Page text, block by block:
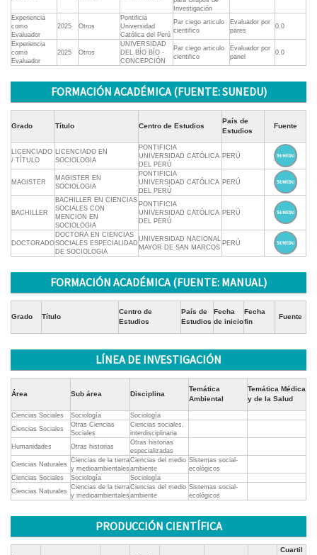
Investigación
Experiencia
como
Evaluador
2025 Otros
Pontificia
Universidad
Católica del Perú
Par ciego articulo
cientifico
Evaluador por
pares
0.0
Experiencia
como
Evaluador
2025 Otros
UNIVERSIDAD
DEL BÍO BÍO -
CONCEPCIÓN
Par ciego articulo
cientifico
Evaluador por
panel
0.0
FORMACIÓN ACADÉMICA (FUENTE: SUNEDU)
Grado Título Centro de Estudios
País de
Estudios
Fuente
LICENCIADO
/ TÍTULO
LICENCIADO EN
SOCIOLOGIA
PONTIFICIA
UNIVERSIDAD CATÓLICA
DEL PERÚ
PERÚ
MAGISTER
MAGISTER EN
SOCIOLOGIA
PONTIFICIA
UNIVERSIDAD CATÓLICA
DEL PERÚ
PERÚ
BACHILLER
BACHILLER EN CIENCIAS
SOCIALES CON
MENCION EN
SOCIOLOGIA
PONTIFICIA
UNIVERSIDAD CATÓLICA
DEL PERÚ
PERÚ
DOCTORADO
DOCTORA EN CIENCIAS
SOCIALES ESPECIALIDAD
DE SOCIOLOGIA
UNIVERSIDAD NACIONAL
MAYOR DE SAN MARCOS
PERÚ
FORMACIÓN ACADÉMICA (FUENTE: MANUAL)
Grado Título
Centro de
Estudios
País de
Estudios
Fecha
de inicio
Fecha
fin
Fuente
LÍNEA DE INVESTIGACIÓN
Área Sub área Disciplina
Temática
Ambiental
Temática Médica
y de la Salud
Ciencias Sociales Sociología
Sociología
Ciencias Sociales
Otras Ciencias
Sociales
Ciencias sociales,
interdisciplinaria
Humanidades
Otras historias
Otras historias
especializadas
Ciencias Naturales
Ciencias de la tierra
y medioambientales
Ciencias del medio
ambiente
Sistemas social-
ecológicos
Ciencias Sociales
Sociología
Sociología
Ciencias Naturales
Ciencias de la tierra
y medioambientales
Ciencias del medio
ambiente
Sistemas social-
ecológicos
PRODUCCIÓN CIENTÍFICA
Cuartil